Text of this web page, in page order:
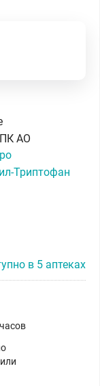
АО
Триптофан
в 5 аптеках
или